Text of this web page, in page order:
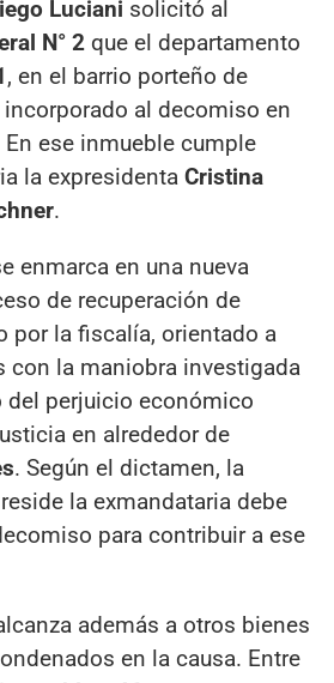
Luciani solicitó al
N° 2 que el departamento
, en el barrio porteño de
incorporado al decomiso en
En ese inmueble cumple
la expresidenta Cristina
.
enmarca en una nueva
de recuperación de
por la fiscalía, orientado a
con la maniobra investigada
del perjuicio económico
en alrededor de
. Según el dictamen, la
la exmandataria debe
para contribuir a ese
además a otros bienes
en la causa. Entre